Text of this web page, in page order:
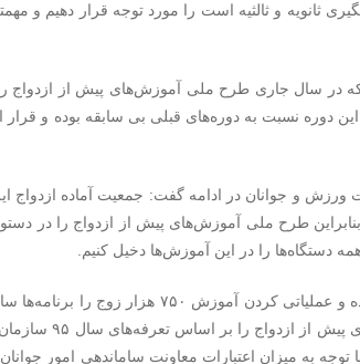
ثانویه و ثالثیه است را مورد توجه قرار دهیم و
در سال جاری طرح ملی آموزش‌های پیش از ازدواج را
ورزش و جوانان در ادامه گفت: جمعیت آماده ازدواج
طرح ملی آموزش‌های پیش از ازدواج را در دستور
دستگاه‌ها را در این آموزش‌ها دخیل کنیم.
وی توسعه کمی و کیفی مراکز مشاوره ازدواج و خانواده و عملیاتی
عنوان و تصریح کرد: اگر قرار باشد